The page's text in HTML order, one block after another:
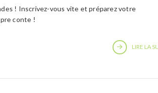
! Inscrivez-vous vite et préparez votre
conte !
LIRE LA